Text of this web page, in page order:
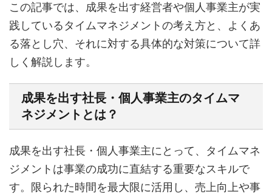
この記事では、成果を出す経営者や個人事業主が実
践しているタイムマネジメントの考え方と、よくあ
る落とし穴、それに対する具体的な対策について詳
しく解説します。
成果を出す社長・個人事業主のタイムマ
ネジメントとは？
成果を出す社長・個人事業主にとって、タイムマネ
ジメントは事業の成功に直結する重要なスキルで
す。限られた時間を最大限に活用し、売上向上や事